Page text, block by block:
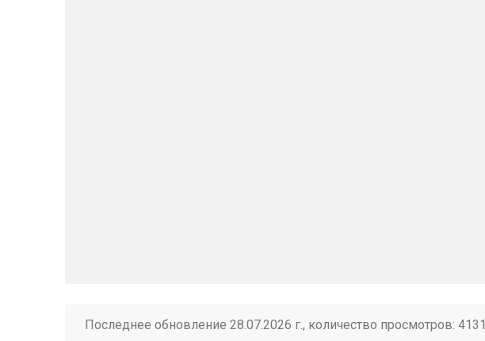
Последнее обновление 28.07.2026 г., количество просмотров: 4131